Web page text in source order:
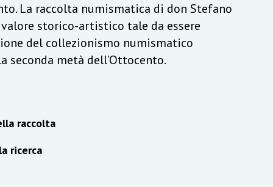
La raccolta numismatica di don Stefano
storico-artistico tale da essere
del collezionismo numismatico
seconda metà dell’Ottocento.
raccolta
ricerca